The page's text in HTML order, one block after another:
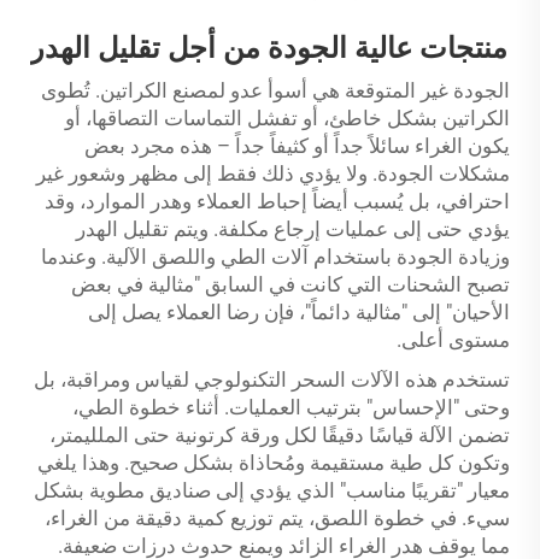
منتجات عالية الجودة من أجل تقليل الهدر
الجودة غير المتوقعة هي أسوأ عدو لمصنع الكراتين. تُطوى
الكراتين بشكل خاطئ، أو تفشل التماسات التصاقها، أو
يكون الغراء سائلاً جداً أو كثيفاً جداً – هذه مجرد بعض
مشكلات الجودة. ولا يؤدي ذلك فقط إلى مظهر وشعور غير
احترافي، بل يُسبب أيضاً إحباط العملاء وهدر الموارد، وقد
يؤدي حتى إلى عمليات إرجاع مكلفة. ويتم تقليل الهدر
وزيادة الجودة باستخدام آلات الطي واللصق الآلية. وعندما
تصبح الشحنات التي كانت في السابق "مثالية في بعض
الأحيان" إلى "مثالية دائماً"، فإن رضا العملاء يصل إلى
مستوى أعلى.
تستخدم هذه الآلات السحر التكنولوجي لقياس ومراقبة، بل
وحتى "الإحساس" بترتيب العمليات. أثناء خطوة الطي،
تضمن الآلة قياسًا دقيقًا لكل ورقة كرتونية حتى الملليمتر،
وتكون كل طية مستقيمة ومُحاذاة بشكل صحيح. وهذا يلغي
معيار "تقريبًا مناسب" الذي يؤدي إلى صناديق مطوية بشكل
سيء. في خطوة اللصق، يتم توزيع كمية دقيقة من الغراء،
مما يوقف هدر الغراء الزائد ويمنع حدوث درزات ضعيفة.